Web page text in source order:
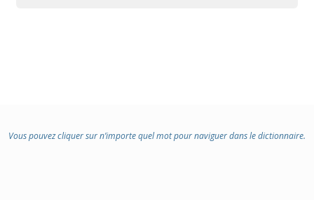
Vous pouvez cliquer sur n’importe quel mot pour naviguer dans le dictionnaire.